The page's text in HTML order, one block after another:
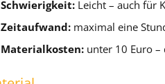
Schwierigkeit: Leicht – auch für
Zeitaufwand: maximal eine
Materialkosten: unter 10 Euro –